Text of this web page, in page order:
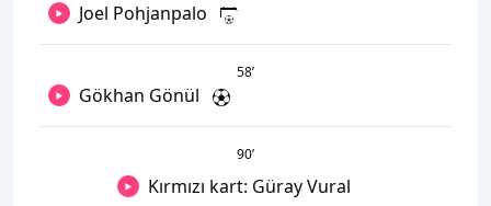
Joel Pohjanpalo
58’
Gökhan Gönül
90’
Kırmızı kart: Güray Vural